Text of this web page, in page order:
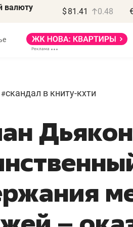
валюту $ 81.41 0.48
#скандал в книту-кхти
Василь Мазитов
МАРТ
«Не зная местных
потерять минимум